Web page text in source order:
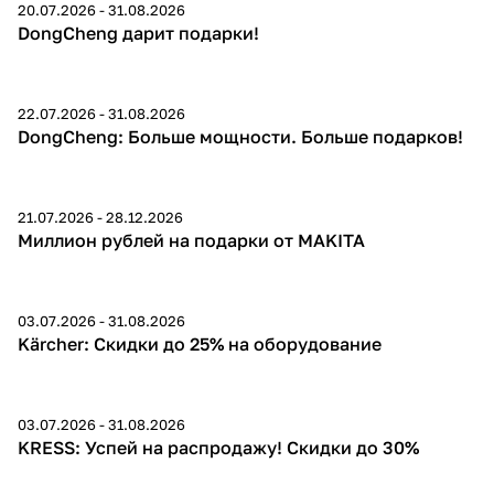
20.07.2026 - 31.08.2026
DongCheng дарит подарки!
22.07.2026 - 31.08.2026
DongCheng: Больше мощности. Больше подарков!
21.07.2026 - 28.12.2026
Миллион рублей на подарки от MAKITA
до 25%
03.07.2026 - 31.08.2026
Kärcher: Скидки до 25% на оборудование
до 30%
03.07.2026 - 31.08.2026
KRESS: Успей на распродажу! Скидки до 30%
Подробнее
об оплате Плайтом
недели